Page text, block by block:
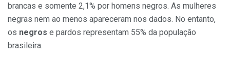
brancas e somente 2,1% por homens negros. As mulheres
negras nem ao menos apareceram nos dados. No entanto,
os negros e pardos representam 55% da população
brasileira.